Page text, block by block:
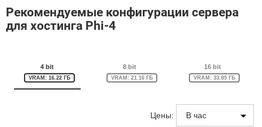
Рекомендуемые конфигурации сервера
для хостинга Phi-4
4 bit
VRAM: 16.22 ГБ
8 bit
VRAM: 21.16 ГБ
16 bit
VRAM: 33.85 ГБ
Цены: